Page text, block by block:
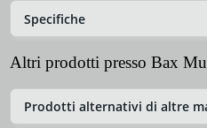
Specifiche
Altri prodotti presso Bax
Prodotti alternativi di altre